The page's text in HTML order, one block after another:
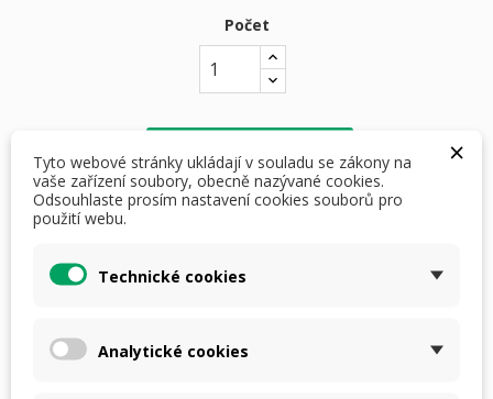
Počet
 skladem
×
Tyto webové stránky ukládají v souladu se zákony na
vaše zařízení soubory, obecně nazývané cookies.
Odsouhlaste prosím nastavení cookies souborů pro
použití webu.
Technické cookies
Analytické cookies